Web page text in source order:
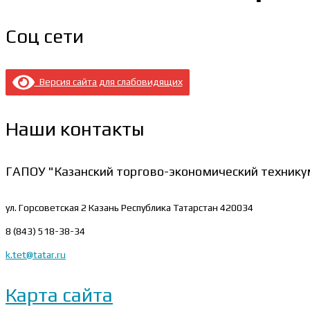
Соц сети
Версия сайта для слабовидящих
Наши контакты
ГАПОУ "Казанский торгово-экономический
ул. Горсоветская 2 Казань Республика Татарстан 420034
8 (843) 518-38-34
k.tet@tatar.ru
Карта сайта